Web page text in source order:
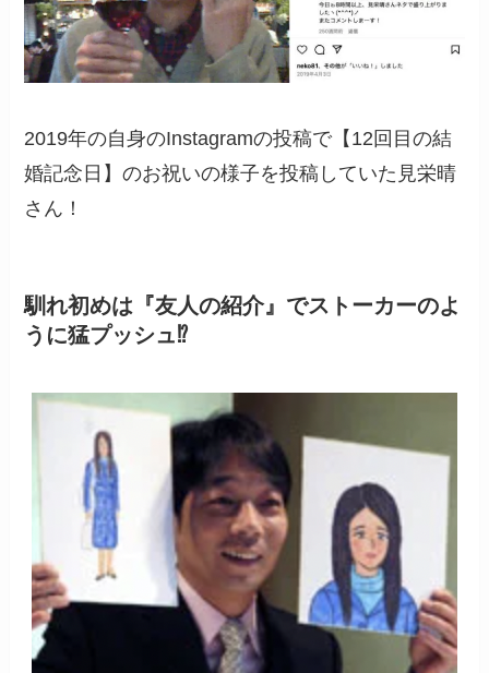
2019年の自身のInstagramの投稿で【12回目の結
婚記念日】のお祝いの様子を投稿していた見栄晴
さん！
馴れ初めは『友人の紹介』でストーカーのよ
うに猛プッシュ⁉︎